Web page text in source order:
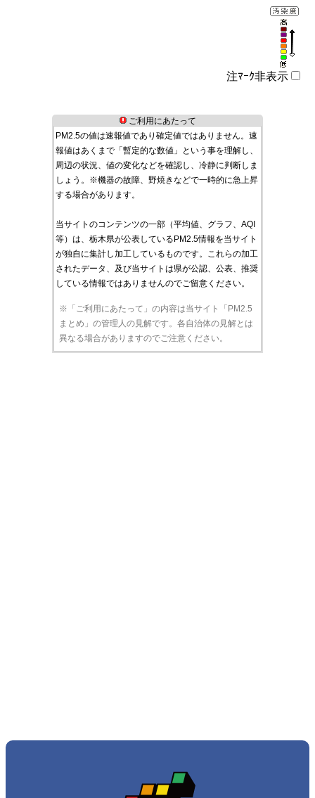
注ﾏｰｸ非表示
ご利用にあたって
PM2.5の値は速報値であり確定値ではありません。速
報値はあくまで「暫定的な数値」という事を理解し、
周辺の状況、値の変化などを確認し、冷静に判断しま
しょう。※機器の故障、野焼きなどで一時的に急上昇
する場合があります。
当サイトのコンテンツの一部（平均値、グラフ、AQI
等）は、栃木県が公表しているPM2.5情報を当サイト
が独自に集計し加工しているものです。これらの加工
されたデータ、及び当サイトは県が公認、公表、推奨
している情報ではありませんのでご留意ください。
※「ご利用にあたって」の内容は当サイト「PM2.5
まとめ」の管理人の見解です。各自治体の見解とは
異なる場合がありますのでご注意ください。